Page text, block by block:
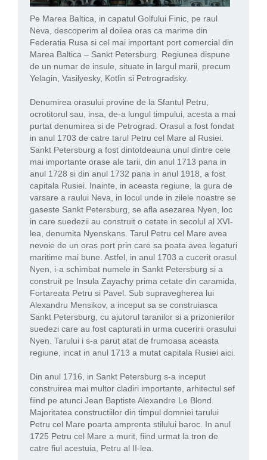
Pe Marea Baltica, in capatul Golfului Finic, pe raul
Neva, descoperim al doilea oras ca marime din
Federatia Rusa si cel mai important port comercial din
Marea Baltica – Sankt Petersburg. Regiunea dispune
de un numar de insule, situate in largul marii, precum
Yelagin, Vasilyesky, Kotlin si Petrogradsky.
Denumirea orasului provine de la Sfantul Petru,
ocrotitorul sau, insa, de-a lungul timpului, acesta a mai
purtat denumirea si de Petrograd. Orasul a fost fondat
in anul 1703 de catre tarul Petru cel Mare al Rusiei.
Sankt Petersburg a fost dintotdeauna unul dintre cele
mai importante orase ale tarii, din anul 1713 pana in
anul 1728 si din anul 1732 pana in anul 1918, a fost
capitala Rusiei. Inainte, in aceasta regiune, la gura de
varsare a raului Neva, in locul unde in zilele noastre se
gaseste Sankt Petersburg, se afla asezarea Nyen, loc
in care suedezii au construit o cetate in secolul al XVI-
lea, denumita Nyenskans. Tarul Petru cel Mare avea
nevoie de un oras port prin care sa poata avea legaturi
maritime mai bune. Astfel, in anul 1703 a cucerit orasul
Nyen, i-a schimbat numele in Sankt Petersburg si a
construit pe Insula Zayachy prima cetate din caramida,
Fortareata Petru si Pavel. Sub supravegherea lui
Alexandru Mensikov, a inceput sa se construiasca
Sankt Petersburg, cu ajutorul taranilor si a prizonierilor
suedezi care au fost capturati in urma cuceririi orasului
Nyen. Tarului i s-a parut atat de frumoasa aceasta
regiune, incat in anul 1713 a mutat capitala Rusiei aici.
Din anul 1716, in Sankt Petersburg s-a inceput
construirea mai multor cladiri importante, arhitectul sef
fiind pe atunci Jean Baptiste Alexandre Le Blond.
Majoritatea constructiilor din timpul domniei tarului
Petru cel Mare poarta amprenta stilului baroc. In anul
1725 Petru cel Mare a murit, fiind urmat la tron de
catre fiul acestuia, Petru al II-lea.